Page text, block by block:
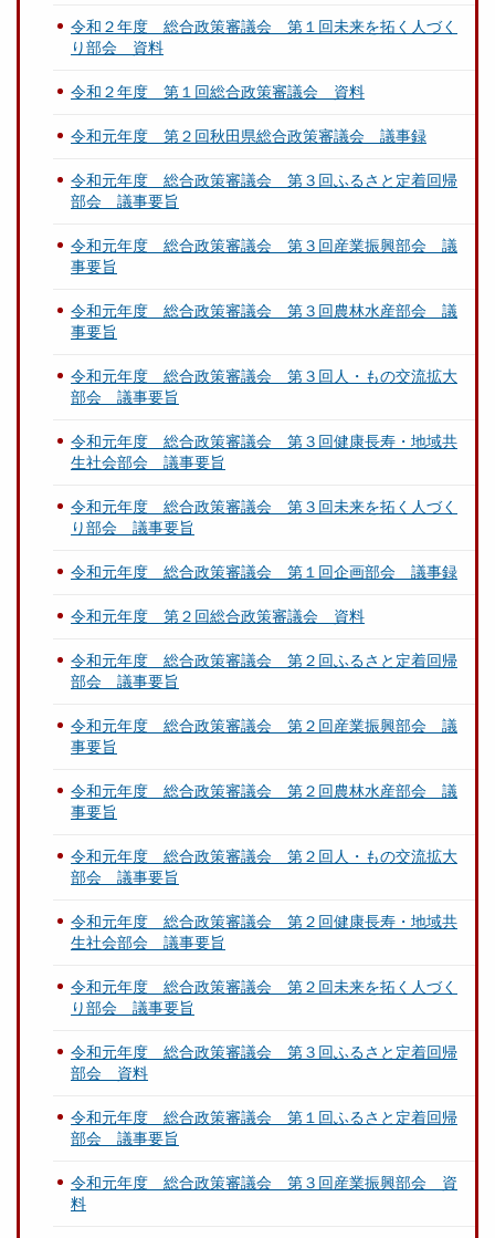
令和２年度 総合政策審議会 第１回未来を拓く人づく
り部会 資料
令和２年度 第１回総合政策審議会 資料
令和元年度 第２回秋田県総合政策審議会 議事録
令和元年度 総合政策審議会 第３回ふるさと定着回帰
部会 議事要旨
令和元年度 総合政策審議会 第３回産業振興部会 議
事要旨
令和元年度 総合政策審議会 第３回農林水産部会 議
事要旨
令和元年度 総合政策審議会 第３回人・もの交流拡大
部会 議事要旨
令和元年度 総合政策審議会 第３回健康長寿・地域共
生社会部会 議事要旨
令和元年度 総合政策審議会 第３回未来を拓く人づく
り部会 議事要旨
令和元年度 総合政策審議会 第１回企画部会 議事録
令和元年度 第２回総合政策審議会 資料
令和元年度 総合政策審議会 第２回ふるさと定着回帰
部会 議事要旨
令和元年度 総合政策審議会 第２回産業振興部会 議
事要旨
令和元年度 総合政策審議会 第２回農林水産部会 議
事要旨
令和元年度 総合政策審議会 第２回人・もの交流拡大
部会 議事要旨
令和元年度 総合政策審議会 第２回健康長寿・地域共
生社会部会 議事要旨
令和元年度 総合政策審議会 第２回未来を拓く人づく
り部会 議事要旨
令和元年度 総合政策審議会 第３回ふるさと定着回帰
部会 資料
令和元年度 総合政策審議会 第１回ふるさと定着回帰
部会 議事要旨
令和元年度 総合政策審議会 第３回産業振興部会 資
料